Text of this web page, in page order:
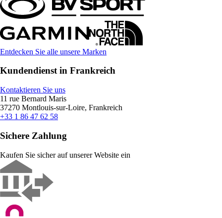
Entdecken Sie alle unsere Marken
Kundendienst in Frankreich
Kontaktieren Sie uns
11 rue Bernard Maris
37270 Montlouis-sur-Loire, Frankreich
+33 1 86 47 62 58
Sichere Zahlung
Kaufen Sie sicher auf unserer Website ein